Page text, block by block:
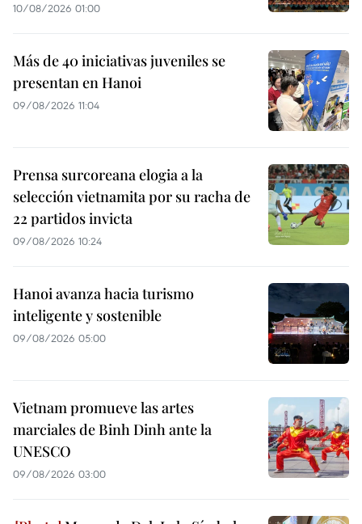
10/08/2026 01:00
Más de 40 iniciativas juveniles se
presentan en Hanoi
09/08/2026 11:04
Prensa surcoreana elogia a la
selección vietnamita por su racha de
22 partidos invicta
09/08/2026 10:24
Hanoi avanza hacia turismo
inteligente y sostenible
09/08/2026 05:00
Vietnam promueve las artes
marciales de Binh Dinh ante la
UNESCO
09/08/2026 03:00